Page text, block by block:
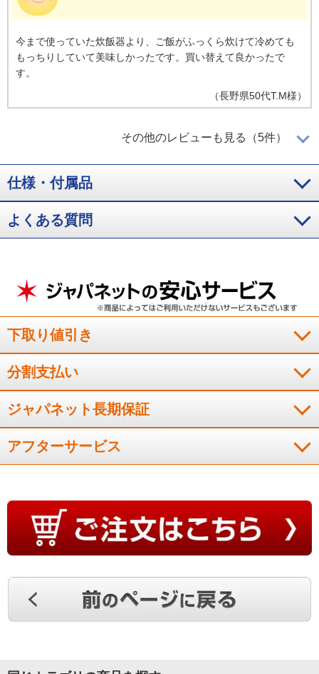
今まで使っていた炊飯器より、ご飯がふっくら炊けて冷めても
もっちりしていて美味しかったです。買い替えて良かったで
す。
（長野県50代T.M様）
炊き立てがすごくおいしい！
炊き立てがすごくおいしいし、デザインがすごくよかった。
K.T様）
お米の粒立ちが良く、とてもふっくら炊けてご飯がとても美味
しいです。
（東京都60代N.K様）
プレゼントしたら喜んでくれた！
前回購入して家族全員が非常においしいごはんが食べられたと
ました。
（新潟県70代 K.K様
我が家の食べたい炊き方ができる！
まだまだ使い慣れていないのですが、我が家の食べたい炊き方
その他のレビューも見る（5件）
仕様・付属品
よくある質問
下取り値引き
分割支払い
ジャパネット長期保証
アフターサービス